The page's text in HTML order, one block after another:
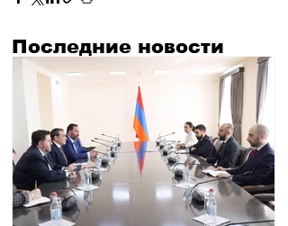
Последние новости